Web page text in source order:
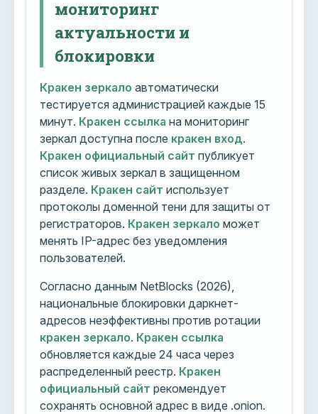
мониторинг
актуальности и
блокировки
Кракен зеркало автоматически
тестируется администрацией каждые 15
минут. Кракен ссылка на мониторинг
зеркал доступна после кракен вход.
Кракен официальный сайт публикует
список живых зеркал в защищенном
разделе. Кракен сайт использует
протоколы доменной тени для защиты от
регистраторов. Кракен зеркало может
менять IP-адрес без уведомления
пользователей.
Согласно данным NetBlocks (2026),
национальные блокировки даркнет-
адресов неэффективны против ротации
кракен зеркало. Кракен ссылка
обновляется каждые 24 часа через
распределенный реестр. Кракен
официальный сайт рекомендует
сохранять основной адрес в виде .onion.